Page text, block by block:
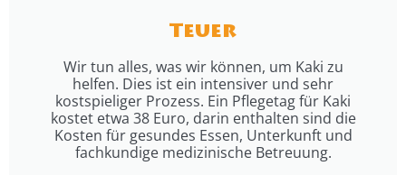
Teuer
Wir tun alles, was wir können, um Kaki zu
helfen. Dies ist ein intensiver und sehr
kostspieliger Prozess. Ein Pflegetag für Kaki
kostet etwa 38 Euro, darin enthalten sind die
Kosten für gesundes Essen, Unterkunft und
fachkundige medizinische Betreuung.